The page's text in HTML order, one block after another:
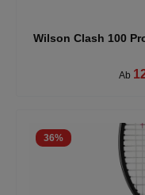
Wilson Clash 100
Ab
36%